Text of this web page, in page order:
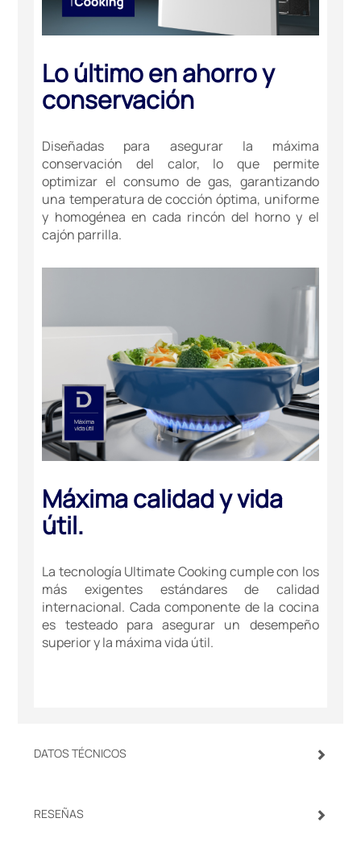
Lo último en ahorro y
conservación
Diseñadas para asegurar la máxima
conservación del calor, lo que permite
optimizar el consumo de gas, garantizando
una temperatura de cocción óptima, uniforme
y homogénea en cada rincón del horno y el
cajón parrilla.
Máxima calidad y vida
útil.
La tecnología Ultimate Cooking cumple con los
más exigentes estándares de calidad
internacional. Cada componente de la cocina
es testeado para asegurar un desempeño
superior y la máxima vida útil.
DATOS TÉCNICOS
RESEÑAS